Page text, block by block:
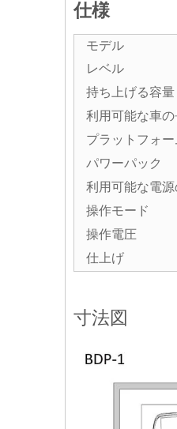
仕様
モデル
レベル
持ち上げる容量
利用可能な車の
プラットフォー
パワーパック
利用可能な電
操作モード
操作電圧
仕上げ
寸法図